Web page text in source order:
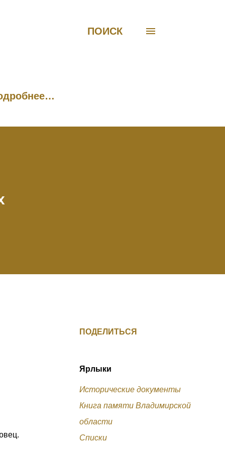
ПОИСК
ПОДЕЛИТЬСЯ
Ярлыки
Исторические документы
Книга памяти Владимирской
области
Списки